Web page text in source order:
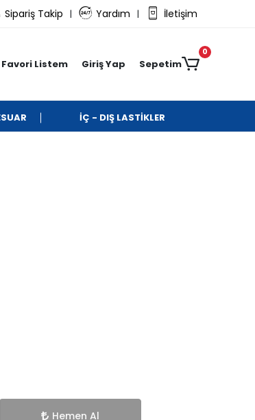
Sipariş Takip | Yardım | İletişim
Favori Listem Giriş Yap Sepetim
0
İÇ - DIŞ LASTİKLER
Hemen Al